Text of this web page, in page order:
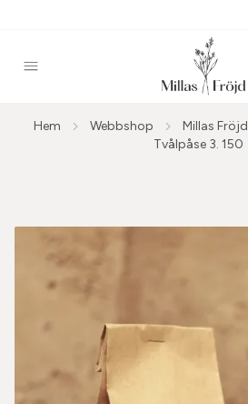
Hem Webbshop Millas Fröjd
Tvålpåse 3. 150